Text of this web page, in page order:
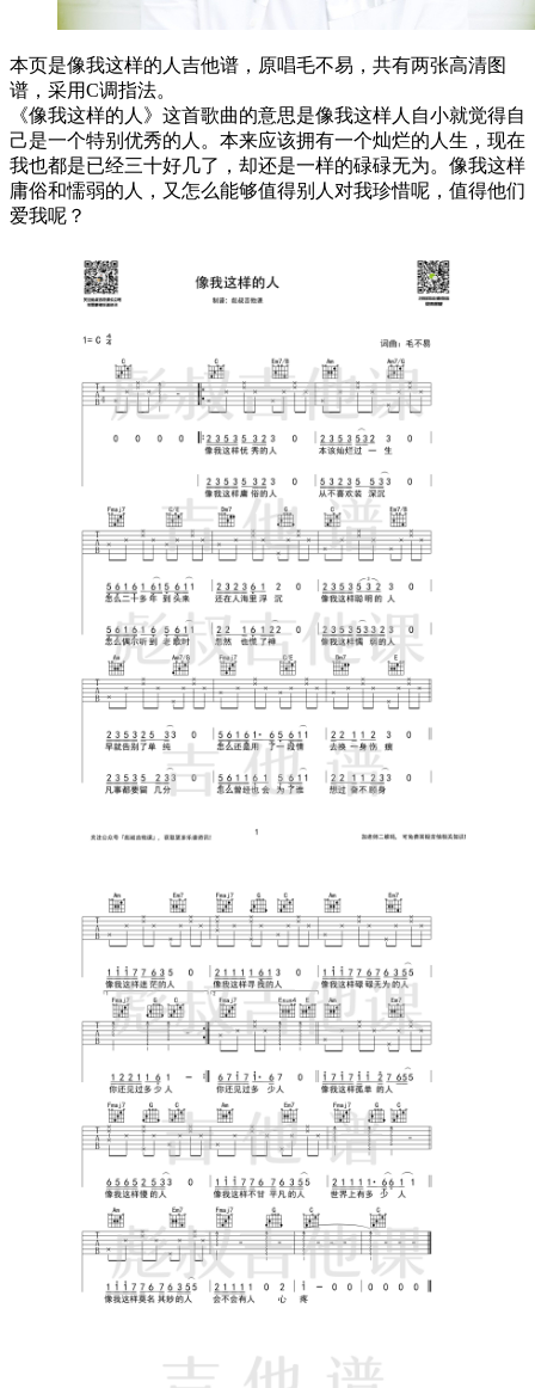
本页是像我这样的人吉他谱，原唱毛不易，共有两张高清图
谱，采用C调指法。
《像我这样的人》这首歌曲的意思是像我这样人自小就觉得自
己是一个特别优秀的人。本来应该拥有一个灿烂的人生，现在
我也都是已经三十好几了，却还是一样的碌碌无为。像我这样
庸俗和懦弱的人，又怎么能够值得别人对我珍惜呢，值得他们
爱我呢？